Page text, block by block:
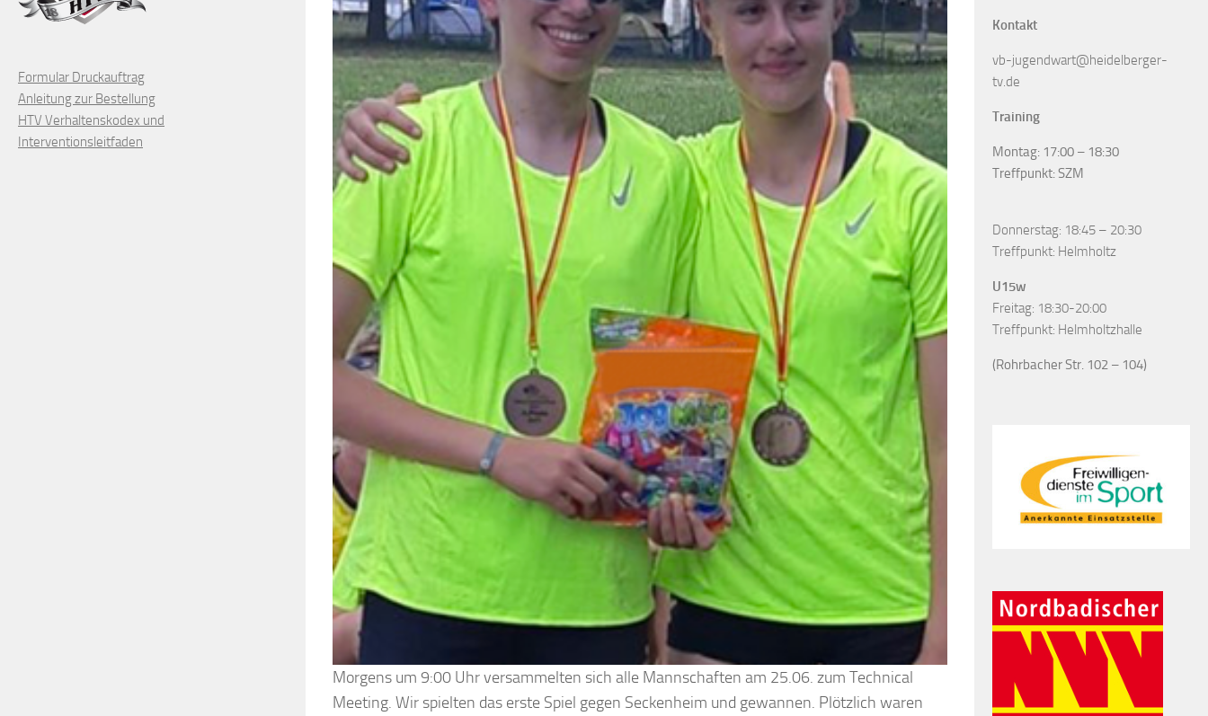
Morgens um 9:00 Uhr versammelten sich alle Mannschaften am 25.06. zum Technical
Meeting. Wir spielten das erste Spiel gegen Seckenheim und gewannen. Plötzlich waren
Formular Druckauftrag
Anleitung zur Bestellung
HTV Verhaltenskodex und
Interventionsleitfaden
Kontakt
vb-jugendwart@heidelberger-
tv.de
Training
Montag: 17:00 – 18:30
Treffpunkt: SZM
Donnerstag: 18:45 – 20:30
Treffpunkt: Helmholtz
U15w
Freitag: 18:30-20:00
Treffpunkt: Helmholtzhalle
(Rohrbacher Str. 102 – 104)